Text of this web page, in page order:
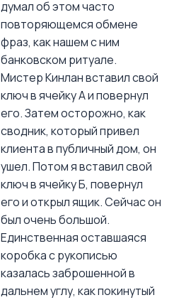
думал об этом часто
повторяющемся обмене
фраз, как нашем с ним
банковском ритуале.
Мистер Кинлан вставил свой
ключ в ячейку А и повернул
его. Затем осторожно, как
сводник, который привел
клиента в публичный дом, он
ушел. Потом я вставил свой
ключ в ячейку Б, повернул
его и открыл ящик. Сейчас он
был очень большой.
Единственная оставшаяся
коробка с рукописью
казалась заброшенной в
дальнем углу, как покинутый